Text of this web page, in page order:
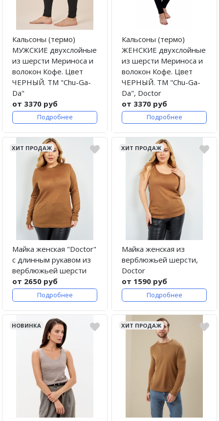
Кальсоны (термо)
МУЖСКИЕ двухслойные
из шерсти Мериноса и
волокон Кофе. Цвет
ЧЕРНЫЙ. ТМ "Chu-Ga-
Da"
от 3370 руб
Подробнее
Кальсоны (термо)
ЖЕНСКИЕ двухслойные
из шерсти Мериноса и
волокон Кофе. Цвет
ЧЕРНЫЙ. ТМ "Chu-Ga-
Da", Doctor
от 3370 руб
Подробнее
ХИТ ПРОДАЖ
Майка женская "Doctor"
с длинным рукавом из
верблюжьей шерсти
от 2650 руб
Подробнее
ХИТ ПРОДАЖ
Майка женская из
верблюжьей шерсти,
Doctor
от 1590 руб
Подробнее
НОВИНКА ХИТ ПРОДАЖ